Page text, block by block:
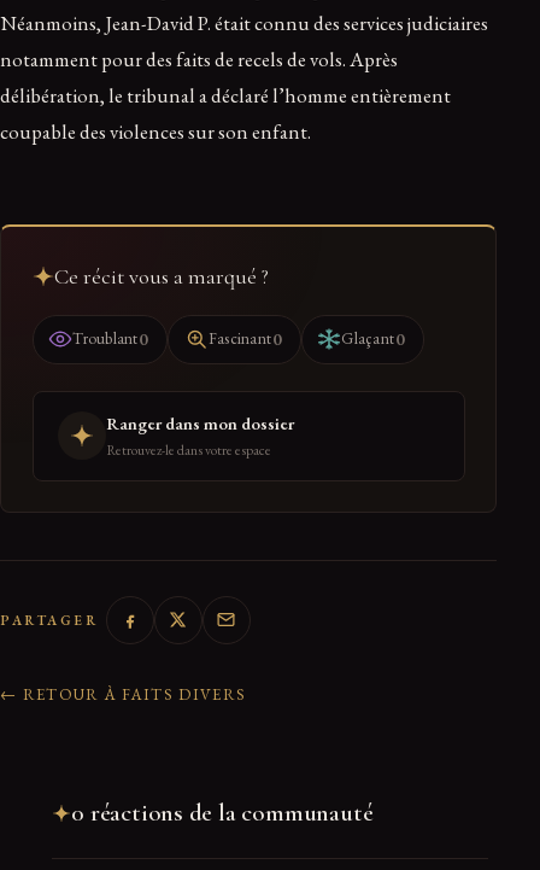
Néanmoins, Jean-David P. était connu des services judiciaires
notamment pour des faits de recels de vols. Après
délibération, le tribunal a déclaré l’homme entièrement
coupable des violences sur son enfant.
Ce récit vous a marqué ?
Troublant0 Fascinant0 Glaçant0
Ranger dans mon dossier
Retrouvez-le dans votre espace
PARTAGER
← RETOUR À FAITS DIVERS
0 réactions de la communauté